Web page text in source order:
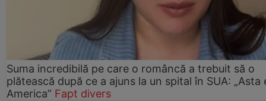
Suma incredibilă pe care o româncă a trebuit să o
plătească după ce a ajuns la un spital în SUA: „Asta
America” Fapt divers